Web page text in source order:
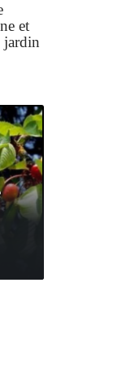
et
jardin